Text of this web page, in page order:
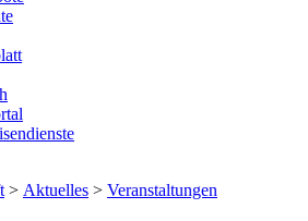
> Aktuelles > Veranstaltungen